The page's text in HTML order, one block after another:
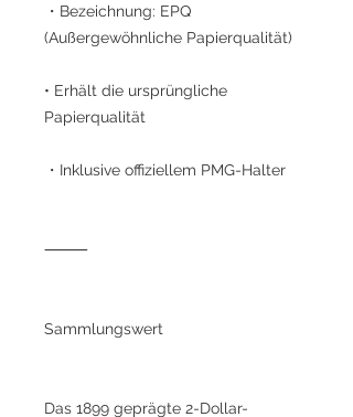
・Bezeichnung: EPQ
(Außergewöhnliche Papierqualität)
• Erhält die ursprüngliche
Papierqualität
・Inklusive offiziellem PMG-Halter
⸻
Sammlungswert
Das 1899 geprägte 2-Dollar-